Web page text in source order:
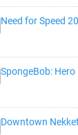
Need for Speed
SpongeBob:
Downtown